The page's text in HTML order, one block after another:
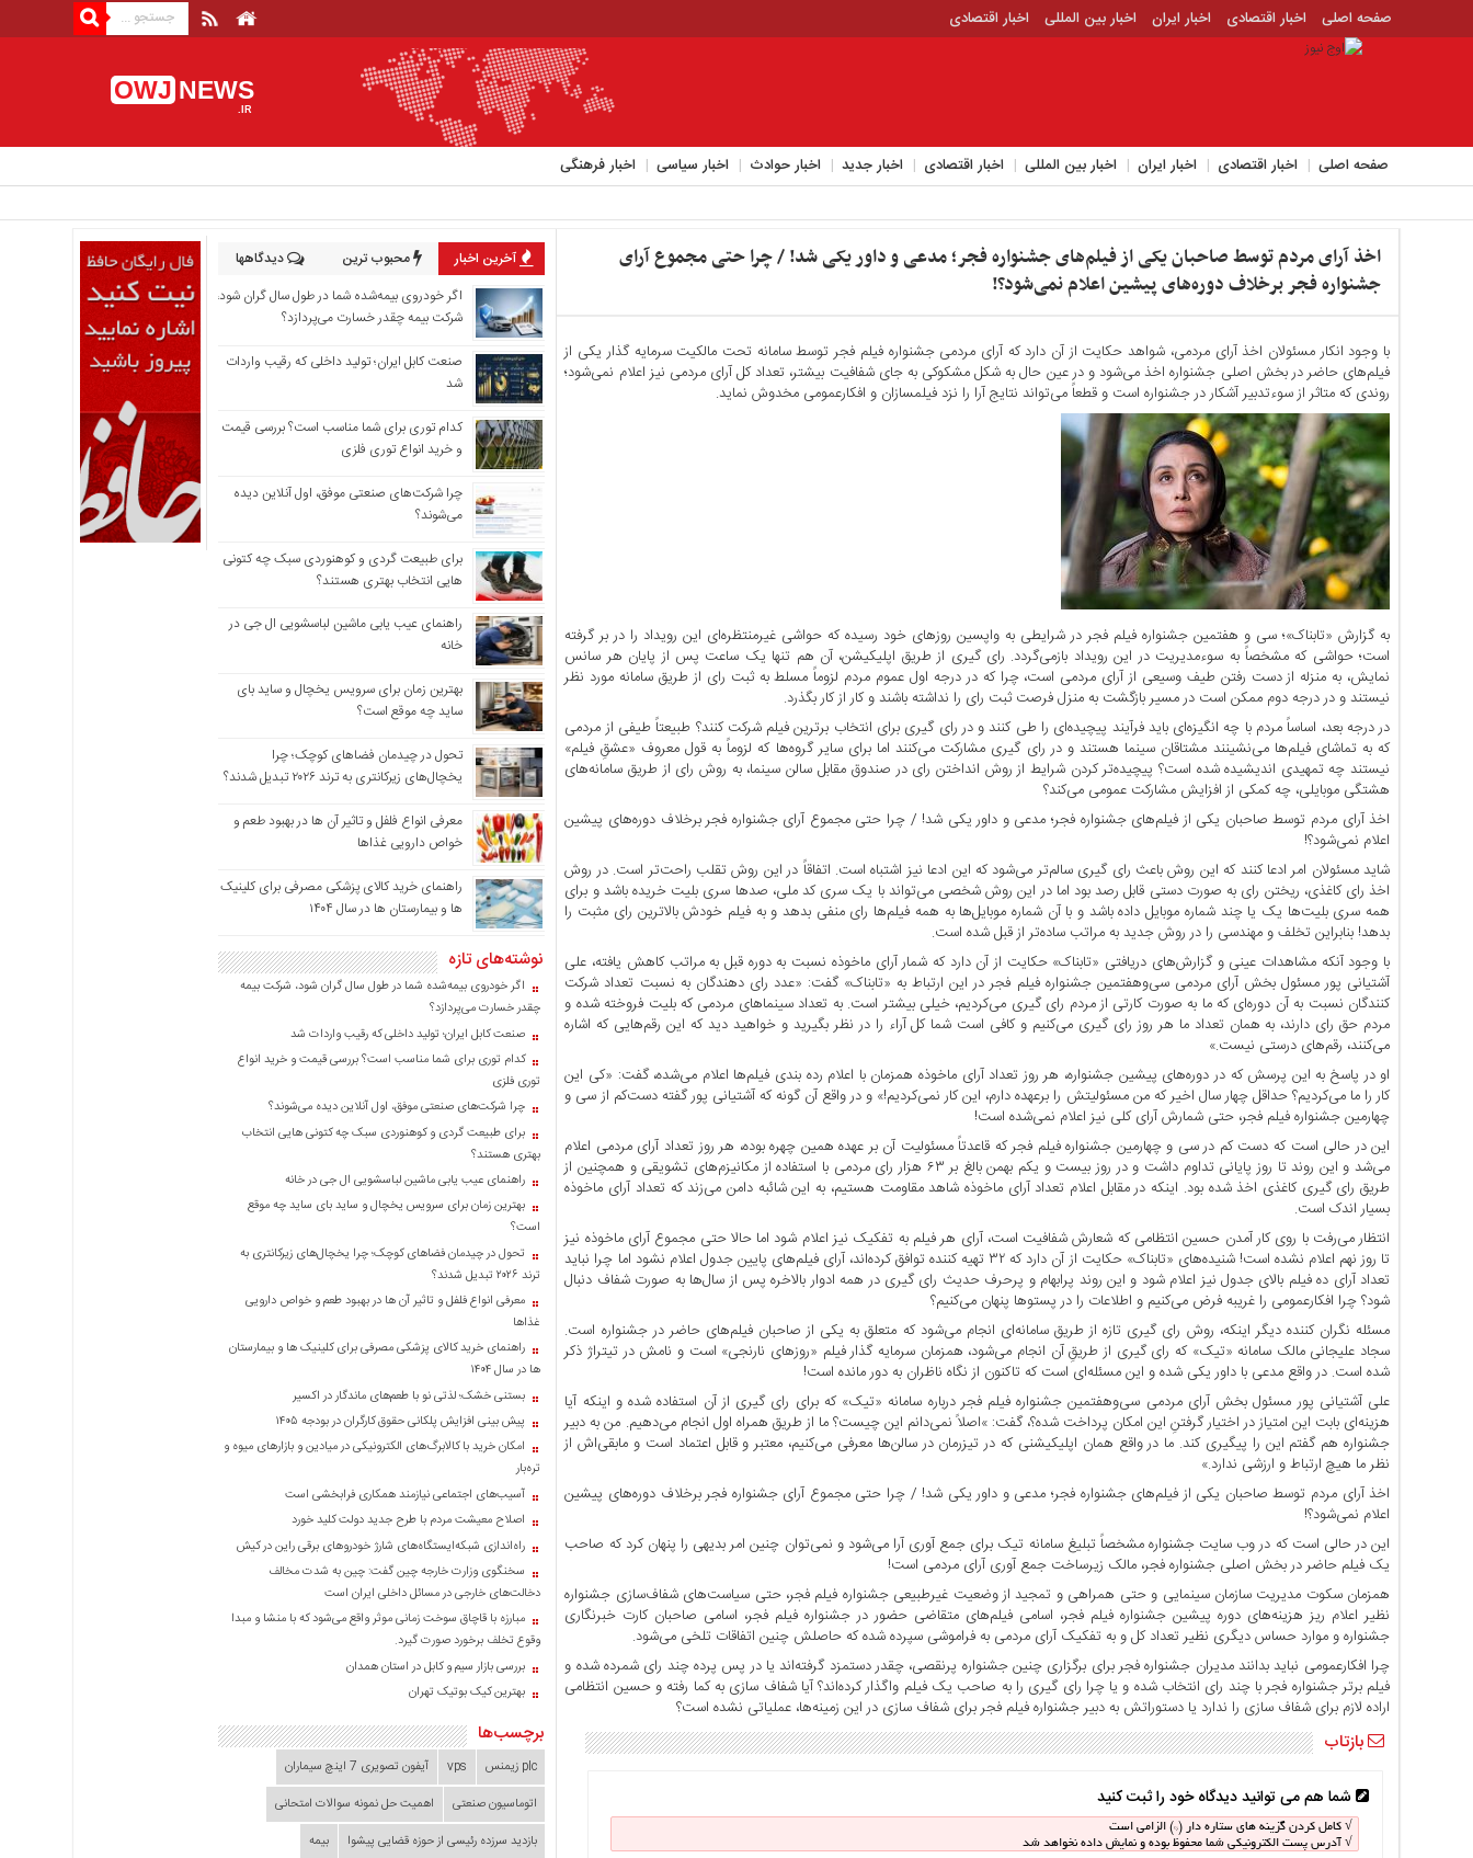
صفحه اصلی اخبار اقتصادی اخبار ایران اخبار بین المللی
اخبار اقتصادی
اخبار جدید
اخبار حوادث
OWJ NEWS
.IR
صفحه اصلی اخبار اقتصادی اخبار ایران اخبار بین المللی اخبار اقتصادی اخبار جدید اخبار حوادث اخبار سیاسی اخبار فرهنگی
صفحه
اقتصادی
دسترسی
اخذ آرای مردم توسط صاحبان یکی از فیلم‌های جشنواره فجر؛ مدعی و داور یکی شد! / چرا حتی مجموع آرای
جشنواره فجر برخلاف دوره‌های پیشین اعلام نمی‌شود؟!
با وجود انکار مسئولان اخذ آرای مردمی، شواهد حکایت از آن دارد که آرای مردمی جشنواره فیلم فجر توسط سامانه تحت مالکیت سرمایه گذار یکی از
فیلم‌های حاضر در بخش اصلی جشنواره اخذ می‌شود و در عین حال به شکل مشکوکی به جای شفافیت بیشتر، تعداد کل آرای مردمی نیز اعلام نمی‌شود؛
روندی که متاثر از سوءتدبیر آشکار در جشنواره است و قطعاً می‌تواند نتایج آرا را نزد فیلمسازان و افکارعمومی مخدوش نماید.
به گزارش «تابناک»؛ سی و هفتمین جشنواره فیلم فجر در شرایطی به واپسین روزهای خود رسیده که حواشی غیرمنتظره‌ای این رویداد را در بر گرفته
است؛ حواشی که مشخصاً به سوءمدیریت در این رویداد بازمی‌گردد. رای گیری از طریق اپلیکیشن، آن هم تنها یک ساعت پس از پایان هر سانس
نمایش، به منزله از دست رفتن طیف وسیعی از آرای مردمی است، چرا که در درجه اول عموم مردم لزوماً مسلط به ثبت رای از طریق سامانه مورد نظر
نیستند و در درجه دوم ممکن است در مسیر بازگشت به منزل فرصت ثبت رای را نداشته باشند و کار از کار بگذرد.
در درجه بعد، اساساً مردم با چه انگیزه‌ای باید فرآیند پیچیده‌ای را طی کنند و در رای گیری برای انتخاب برترین فیلم شرکت کنند؟ طبیعتاً طیفی از مردمی
که به تماشای فیلم‌ها می‌نشینند مشتاقان سینما هستند و در رای گیری مشارکت می‌کنند اما برای سایر گروه‌ها که لزوماً به قول معروف «عشقِ فیلم»
نیستند چه تمهیدی اندیشیده شده است؟ پیچیده‌تر کردن شرایط از روش انداختن رای در صندوق مقابل سالن سینما، به روش رای از طریق سامانه‌های
هشتگی موبایلی، چه کمکی از افزایش مشارکت عمومی می‌کند؟
اخذ آرای مردم توسط صاحبان یکی از فیلم‌های جشنواره فجر؛ مدعی و داور یکی شد! / چرا حتی مجموع آرای جشنواره فجر برخلاف دوره‌های پیشین
اعلام نمی‌شود؟!
شاید مسئولان امر ادعا کنند که این روش باعث رای گیری سالم‌تر می‌شود که این ادعا نیز اشتباه است. اتفاقاً در این روش تقلب راحت‌تر است. در روش
اخذ رای کاغذی، ریختن رای به صورت دستی قابل رصد بود اما در این روش شخصی می‌تواند با یک سری کد ملی، صدها سری بلیت خریده باشد و برای
همه سری بلیت‌ها یک یا چند شماره موبایل داده باشد و با آن شماره موبایل‌ها به همه فیلم‌ها رای منفی بدهد و به فیلم خودش بالاترین رای مثبت را
بدهد! بنابراین تخلف و مهندسی را در روش جدید به مراتب ساده‌تر از قبل شده است.
با وجود آنکه مشاهدات عینی و گزارش‌های دریافتی «تابناک» حکایت از آن دارد که شمار آرای ماخوذه نسبت به دوره قبل به مراتب کاهش یافته، علی
آشتیانی پور مسئول بخش آرای مردمی سی‌وهفتمین جشنواره فیلم فجر در این ارتباط به «تابناک» گفت: «عدد رای دهندگان به نسبت تعداد شرکت
کنندگان نسبت به آن دوره‌ای که ما به صورت کارتی از مردم رای گیری می‌کردیم، خیلی بیشتر است. به تعداد سینماهای مردمی که بلیت فروخته شده و
مردم حق رای دارند، به همان تعداد ما هر روز رای گیری می‌کنیم و کافی است شما کل آراء را در نظر بگیرید و خواهید دید که این رقم‌هایی که اشاره
می‌کنند، رقم‌های درستی نیست.»
او در پاسخ به این پرسش که در دوره‌های پیشین جشنواره، هر روز تعداد آرای ماخوذه همزمان با اعلام رده بندی فیلم‌ها اعلام می‌شده، گفت: «کی این
کار را ما می‌کردیم؟ حداقل چهار سال اخیر که من مسئولیتش را برعهده دارم، این کار نمی‌کردیم!» و در واقع آن گونه که آشتیانی پور گفته دست‌کم از سی و
چهارمین جشنواره فیلم فجر، حتی شمارش آرای کلی نیز اعلام نمی‌شده است!
این در حالی است که دست کم در سی و چهارمین جشنواره فیلم فجر که قاعدتاً مسئولیت آن بر عهده همین چهره بوده، هر روز تعداد آرای مردمی اعلام
می‌شد و این روند تا روز پایانی تداوم داشت و در روز بیست و یکم بهمن بالغ بر ۶۳ هزار رای مردمی با استفاده از مکانیزم‌های تشویقی و همچنین از
طریق رای گیری کاغذی اخذ شده بود. اینکه در مقابل اعلام تعداد آرای ماخوذه شاهد مقاومت هستیم، به این شائبه دامن می‌زند که تعداد آرای ماخوذه
بسیار اندک است.
انتظار می‌رفت با روی کار آمدن حسین انتظامی که شعارش شفافیت است، آرای هر فیلم به تفکیک نیز اعلام شود اما حالا حتی مجموع آرای ماخوذه نیز
تا روز نهم اعلام نشده است! شنیده‌های «تابناک» حکایت از آن دارد که ۳۲ تهیه کننده توافق کرده‌اند، آرای فیلم‌های پایین جدول اعلام نشود اما چرا نباید
تعداد آرای ده فیلم بالای جدول نیز اعلام شود و این روند پرابهام و پرحرف حدیث رای گیری در همه ادوار بالاخره پس از سال‌ها به صورت شفاف دنبال
شود؟ چرا افکارعمومی را غریبه فرض می‌کنیم و اطلاعات را در پستوها پنهان می‌کنیم؟
مسئله نگران کننده دیگر اینکه، روش رای گیری تازه از طریق سامانه‌ای انجام می‌شود که متعلق به یکی از صاحبان فیلم‌های حاضر در جشنواره است.
سجاد علیجانی مالک سامانه «تیک» که رای گیری از طریقِ آن انجام می‌شود، همزمان سرمایه گذار فیلم «روزهای نارنجی» است و نامش در تیتراژ ذکر
شده است. در واقع مدعی با داور یکی شده و این مسئله‌ای است که تاکنون از نگاه ناظران به دور مانده است!
علی آشتیانی پور مسئول بخش آرای مردمی سی‌وهفتمین جشنواره فیلم فجر درباره سامانه «تیک» که برای رای گیری از آن استفاده شده و اینکه آیا
هزینه‌ای بابت این امتیاز در اختیار گرفتنِ این امکان پرداخت شده؟، گفت: »اصلاً نمی‌دانم این چیست؟ ما از طریق همراه اول انجام می‌دهیم. من به دبیر
جشنواره هم گفتم این را پیگیری کند. ما در واقع همان اپلیکیشنی که در تیزرمان در سالن‌ها معرفی می‌کنیم، معتبر و قابل اعتماد است و مابقی‌اش از
نظر ما هیچ ارتباط و ارزشی ندارد.»
اخذ آرای مردم توسط صاحبان یکی از فیلم‌های جشنواره فجر؛ مدعی و داور یکی شد! / چرا حتی مجموع آرای جشنواره فجر برخلاف دوره‌های پیشین
اعلام نمی‌شود؟!
این در حالی است که در وب سایت جشنواره مشخصاً تبلیغ سامانه تیک برای جمع آوری آرا می‌شود و نمی‌توان چنین امر بدیهی را پنهان کرد که صاحب
یک فیلم حاضر در بخش اصلی جشنواره فجر، مالک زیرساخت جمع آوری آرای مردمی است!
همزمان سکوت مدیریت سازمان سینمایی و حتی همراهی و تمجید از وضعیت غیرطبیعی جشنواره فیلم فجر، حتی سیاست‌های شفاف‌سازی جشنواره
نظیر اعلام ریز هزینه‌های دوره پیشین جشنواره فیلم فجر، اسامی فیلم‌های متقاضی حضور در جشنواره فیلم فجر، اسامی صاحبان کارت خبرنگاری
جشنواره و موارد حساس دیگری نظیر تعداد کل و به تفکیک آرای مردمی به فراموشی سپرده شده که حاصلش چنین اتفاقات تلخی می‌شود.
چرا افکارعمومی نباید بدانند مدیران جشنواره فجر برای برگزاری چنین جشنواره‌ پرنقصی، چقدر دستمزد گرفته‌اند یا در پس پرده چند رای شمرده شده و
فیلم برتر جشنواره فجر با چند رای انتخاب شده و یا چرا رای گیری را به صاحب یک فیلم واگذار کرده‌اند؟ آیا شفاف سازی به کما رفته و حسین انتظامی
اراده لازم برای شفاف سازی را ندارد یا دستوراتش به دبیر جشنواره فیلم فجر برای شفاف سازی در این زمینه‌ها، عملیاتی نشده است؟
بازتاب
شما هم می توانید دیدگاه خود را ثبت کنید
√ کامل کردن گزینه های ستاره دار (*) الزامی است
√ آدرس پست الکترونیکی شما محفوظ بوده و نمایش داده نخواهد شد
آخرین اخبار محبوب ترین
دیدگاهها
اگر خودروی بیمه‌شده شما در طول سال گران شود،
شرکت بیمه چقدر خسارت می‌پردازد؟
صنعت کابل ایران؛ تولید داخلی که رقیب واردات
شد
کدام توری برای شما مناسب است؟ بررسی قیمت
و خرید انواع توری فلزی
چرا شرکت‌های صنعتی موفق، اول آنلاین دیده
می‌شوند؟
برای طبیعت گردی و کوهنوردی سبک چه کتونی
هایی انتخاب بهتری هستند؟
راهنمای عیب یابی ماشین لباسشویی ال جی در
خانه
بهترین زمان برای سرویس یخچال و ساید بای
ساید چه موقع است؟
تحول در چیدمان فضاهای کوچک؛ چرا
یخچال‌های زیرکانتری به ترند ۲۰۲۶ تبدیل شدند؟
معرفی انواع فلفل و تاثیر آن ‌ها در بهبود طعم و
خواص دارویی غذاها
راهنمای خرید کالای پزشکی مصرفی برای کلینیک
ها و بیمارستان ها در سال ۱۴۰۴
نوشته‌های تازه
اگر خودروی بیمه‌شده شما در طول سال گران شود، شرکت بیمه
چقدر خسارت می‌پردازد؟
صنعت کابل ایران؛ تولید داخلی که رقیب واردات شد
کدام توری برای شما مناسب است؟ بررسی قیمت و خرید انواع
توری فلزی
چرا شرکت‌های صنعتی موفق، اول آنلاین دیده می‌شوند؟
برای طبیعت گردی و کوهنوردی سبک چه کتونی هایی انتخاب
بهتری هستند؟
راهنمای عیب یابی ماشین لباسشویی ال جی در خانه
بهترین زمان برای سرویس یخچال و ساید بای ساید چه موقع
است؟
تحول در چیدمان فضاهای کوچک؛ چرا یخچال‌های زیرکانتری به
ترند ۲۰۲۶ تبدیل شدند؟
معرفی انواع فلفل و تاثیر آن ‌ها در بهبود طعم و خواص دارویی
غذاها
راهنمای خرید کالای پزشکی مصرفی برای کلینیک ها و بیمارستان
ها در سال ۱۴۰۴
بستنی خشک؛ لذتی نو با طعم‌های ماندگار در اکسیر
پیش بینی افزایش پلکانی حقوق کارگران در بودجه ۱۴۰۵
امکان خرید با کالابرگ‌های الکترونیکی در میادین و بازارهای میوه و
تره‌بار
آسیب‌های اجتماعی نیازمند همکاری فرابخشی است
اصلاح معیشت مردم با طرح جدید دولت کلید خورد
راه‌اندازی شبکه‌ایستگاه‌های شارژ خودروهای برقی راین در کیش
سخنگوی وزارت خارجه چین گفت: چین به شدت مخالف
دخالت‌های خارجی در مسائل داخلی ایران است
مبارزه با قاچاق سوخت زمانی موثر واقع می‌شود که با منشا و مبدا
وقوع تخلف برخورد صورت گیرد.
بررسی بازار سیم و کابل در استان همدان
بهترین کیک بوتیک تهران
برچسب‌ها
plc زیمنس vps
آیفون تصویری 7 اینچ سیماران
اتوماسیون صنعتی
اهمیت حل نمونه سوالات امتحانی
بازدید سرزده‌ رئیسی از حوزه قضایی ‌پیشوا
بیمه